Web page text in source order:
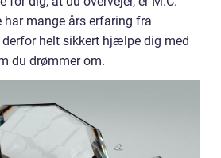
mange års erfaring fra
derfor helt sikkert hjælpe dig med
du drømmer om.